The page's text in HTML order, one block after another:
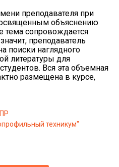
преподавателя при
объяснению
тема сопровождается
преподаватель
поиски наглядного
литературы для
Вся эта объемная
размещена в курсе,
техникум"